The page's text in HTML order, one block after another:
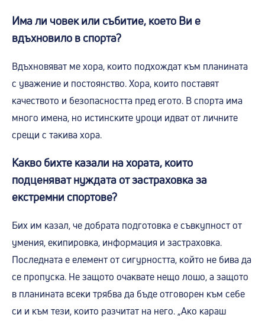
Има ли човек или събитие, което Ви е
вдъхновило в спорта?
Вдъхновяват ме хора, които подхождат към планината
с уважение и постоянство. Хора, които поставят
качеството и безопасността пред егото. В спорта има
много имена, но истинските уроци идват от личните
срещи с такива хора.
Какво бихте казали на хората, които
подценяват нуждата от застраховка за
екстремни спортове?
Бих им казал, че добрата подготовка е съвкупност от
умения, екипировка, информация и застраховка.
Последната е елемент от сигурността, който не бива да
се пропуска. Не защото очаквате нещо лошо, а защото
в планината всеки трябва да бъде отговорен към себе
си и към тези, които разчитат на него. „Ако караш